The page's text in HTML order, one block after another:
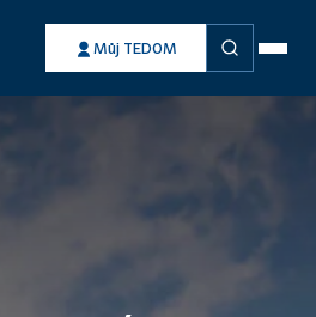
Můj TEDOM Vyhledávání